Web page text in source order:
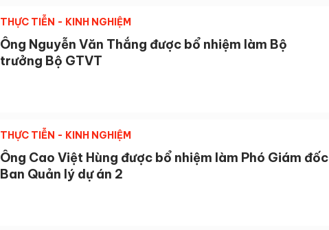
THỰC TIỄN - KINH NGHIỆM
Ông Nguyễn Văn Thắng được bổ nhiệm làm Bộ
trưởng Bộ GTVT
THỰC TIỄN - KINH NGHIỆM
Ông Cao Việt Hùng được bổ nhiệm làm Phó Giám đốc
Ban Quản lý dự án 2